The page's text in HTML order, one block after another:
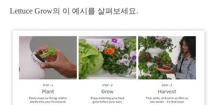
Lettuce Grow의 이 예시를 살펴보세요.